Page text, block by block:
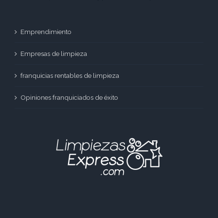
Emprendimiento
Empresas de limpieza
franquicias rentables de limpieza
Opiniones franquiciados de éxito